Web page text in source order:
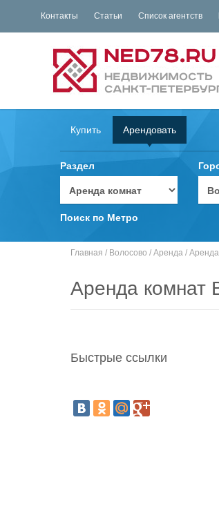
Контакты Статьи Список агентств
Купить Арендовать
Раздел
Поиск по Метро
Главная / Волосово / Аренда /
Аренда комнат
Быстрые ссылки